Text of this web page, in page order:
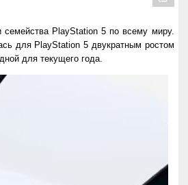
семейства PlayStation 5 по всему миру.
для PlayStation 5 двукратным ростом
для текущего года.